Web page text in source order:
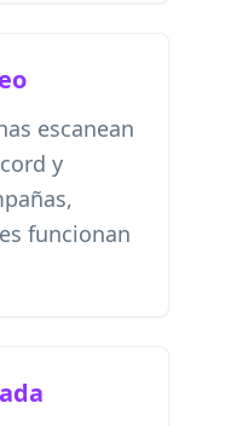
escanean
y
funcionan